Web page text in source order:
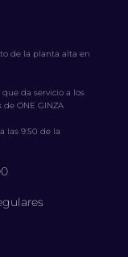
de la planta alta en
da servicio a los
ONE GINZA
las 9:50 de la